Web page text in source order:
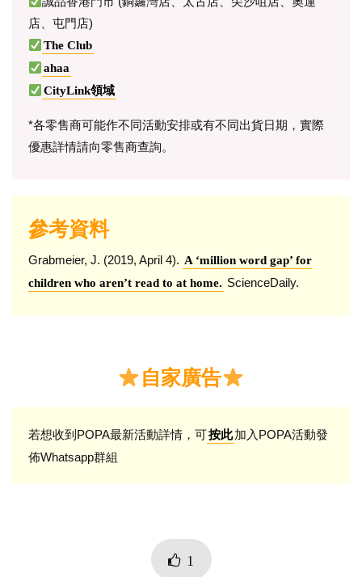
店、屯門店)
The Club
ahaa
CityLink領域
*各零售商可能作不同活動安排或有不同出貨日期，實際
優惠詳情請向零售商查詢。
參考資料
Grabmeier, J. (2019, April 4). A ‘million word gap’ for
children who aren’t read to at home. ScienceDaily.
自家廣告
若想收到POPA最新活動詳情，可按此加入POPA活動發
佈Whatsapp群組
1